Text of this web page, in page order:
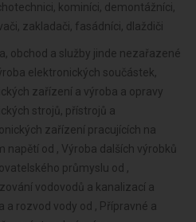
kominíci, demontážníci,
zakladači, fasádníci, dlaždiči
obchod a služby jinde nezařazené
elektronických součástek,
zařízení a výroba a opravy
strojů, přístrojů a
zařízení pracujících na
napětí od , Výroba dalších výrobků
průmyslu od ,
vodovodů a kanalizací a
a rozvod vody od , Přípravné a